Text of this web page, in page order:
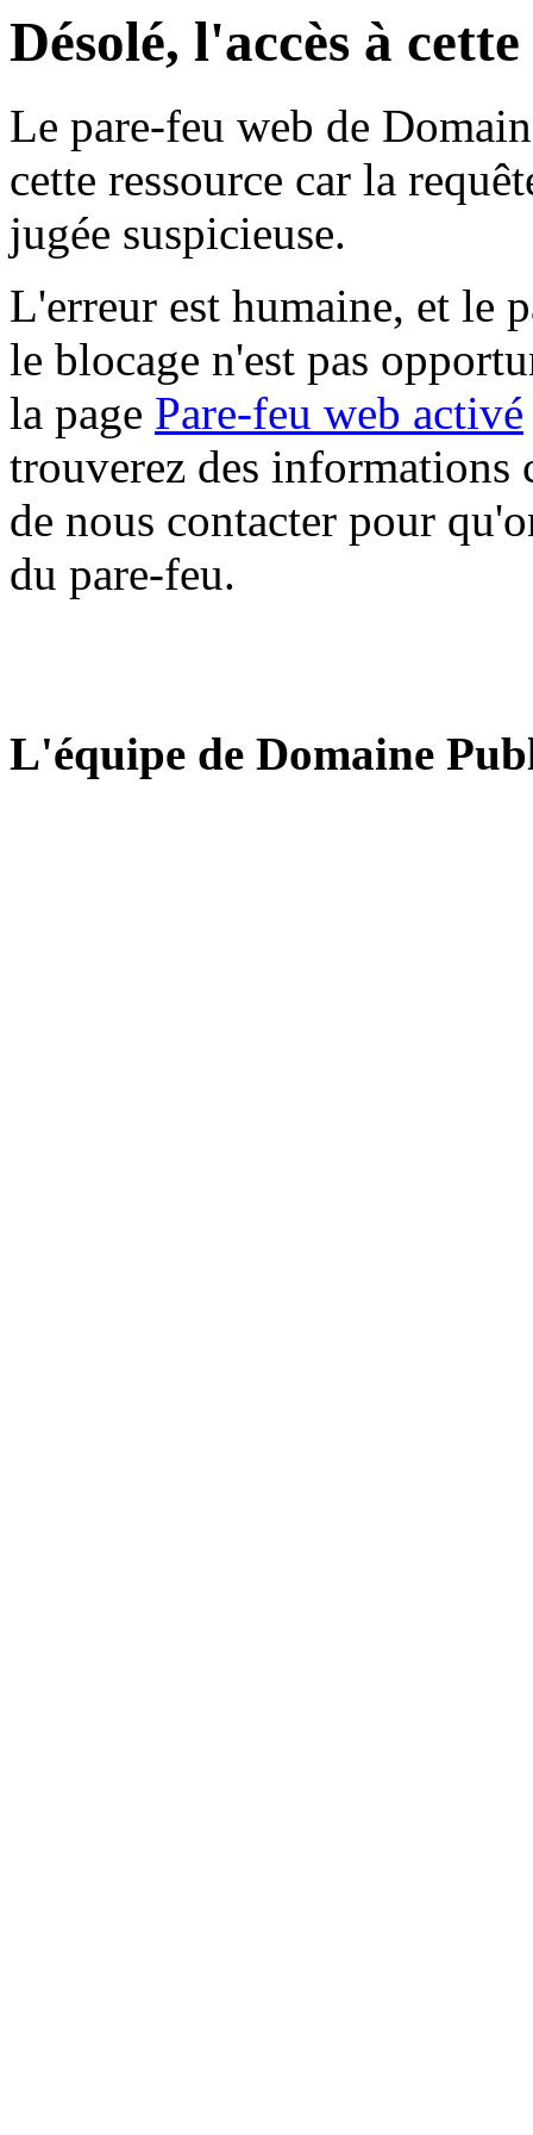
Désolé, l'accès à
Le pare-feu web de
cette ressource car la
jugée suspicieuse.
L'erreur est humaine, et le
le blocage n'est pas
la page Pare-feu web activé
trouverez des informations
de nous contacter pour
du pare-feu.
L'équipe de Domaine